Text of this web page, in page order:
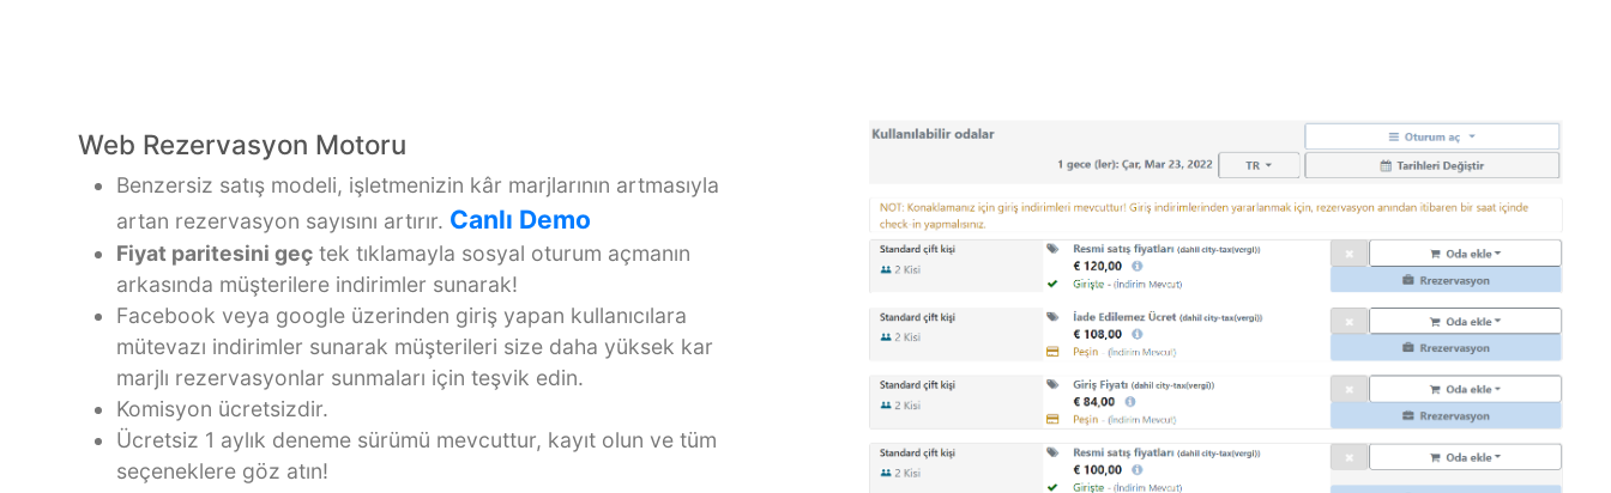
Web Rezervasyon Motoru
Benzersiz satış modeli, işletmenizin kâr marjlarının artmasıyla
artan rezervasyon sayısını artırır. Canlı Demo
Fiyat paritesini geç tek tıklamayla sosyal oturum açmanın
arkasında müşterilere indirimler sunarak!
Facebook veya google üzerinden giriş yapan kullanıcılara
mütevazı indirimler sunarak müşterileri size daha yüksek kar
marjlı rezervasyonlar sunmaları için teşvik edin.
Komisyon ücretsizdir.
Ücretsiz 1 aylık deneme sürümü mevcuttur, kayıt olun ve tüm
seçeneklere göz atın!